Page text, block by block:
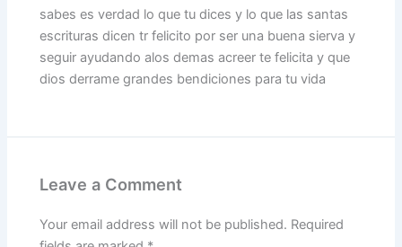
sabes es verdad lo que tu dices y lo que las santas
escrituras dicen tr felicito por ser una buena sierva y
seguir ayudando alos demas acreer te felicita y que
dios derrame grandes bendiciones para tu vida
Leave a Comment
Your email address will not be published. Required